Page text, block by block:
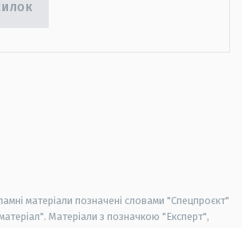
матеріали позначені словами "Спецпроєкт"
Матеріали з позначкою "Експерт",